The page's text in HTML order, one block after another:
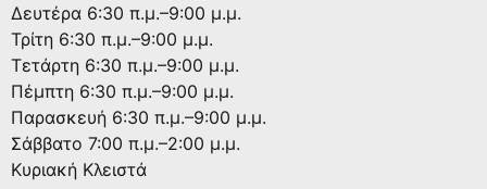
Δευτέρα 6:30 π.μ.–9:00 μ.μ.
Τρίτη 6:30 π.μ.–9:00 μ.μ.
Τετάρτη 6:30 π.μ.–9:00 μ.μ.
Πέμπτη 6:30 π.μ.–9:00 μ.μ.
Παρασκευή 6:30 π.μ.–9:00 μ.μ.
Σάββατο 7:00 π.μ.–2:00 μ.μ.
Κυριακή Κλειστά